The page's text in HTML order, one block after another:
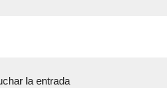
la entrada